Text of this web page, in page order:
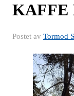
KAFFE
Postet av Tormod